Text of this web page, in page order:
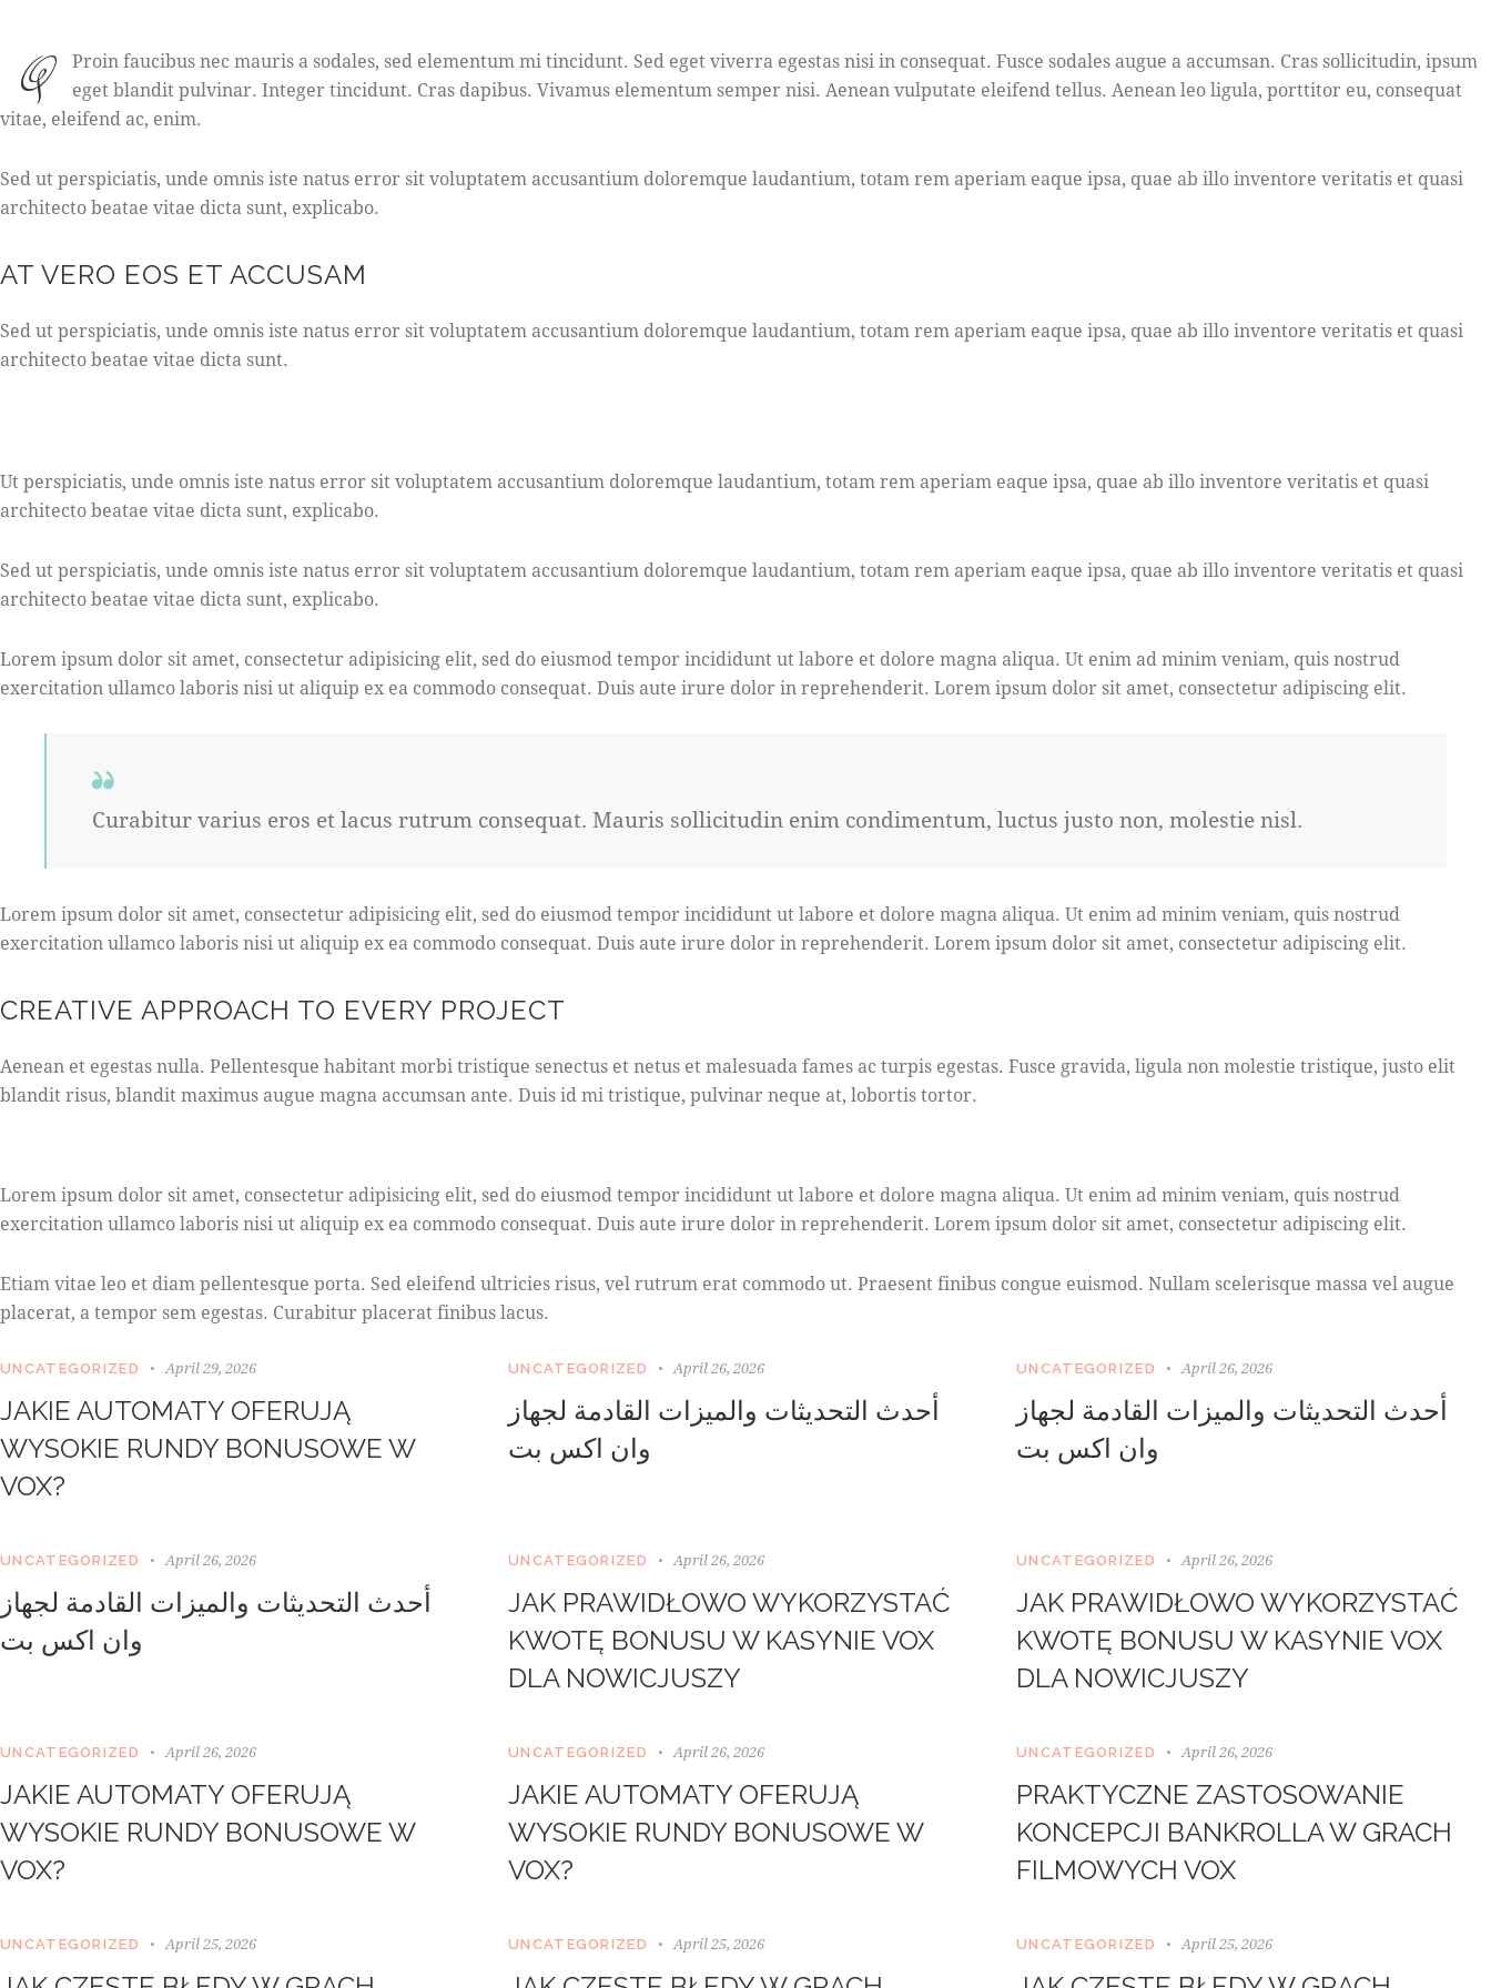
Q
Proin faucibus nec mauris a sodales, sed elementum mi tincidunt. Sed eget viverra egestas nisi in consequat. Fusce sodales augue a accumsan. Cras sollicitudin, ipsum
eget blandit pulvinar. Integer tincidunt. Cras dapibus. Vivamus elementum semper nisi. Aenean vulputate eleifend tellus. Aenean leo ligula, porttitor eu, consequat
vitae, eleifend ac, enim.
Sed ut perspiciatis, unde omnis iste natus error sit voluptatem accusantium doloremque laudantium, totam rem aperiam eaque ipsa, quae ab illo inventore veritatis et quasi
architecto beatae vitae dicta sunt, explicabo.
AT VERO EOS ET ACCUSAM
Sed ut perspiciatis, unde omnis iste natus error sit voluptatem accusantium doloremque laudantium, totam rem aperiam eaque ipsa, quae ab illo inventore veritatis et quasi
architecto beatae vitae dicta sunt.
Ut perspiciatis, unde omnis iste natus error sit voluptatem accusantium doloremque laudantium, totam rem aperiam eaque ipsa, quae ab illo inventore veritatis et quasi
architecto beatae vitae dicta sunt, explicabo.
Sed ut perspiciatis, unde omnis iste natus error sit voluptatem accusantium doloremque laudantium, totam rem aperiam eaque ipsa, quae ab illo inventore veritatis et quasi
architecto beatae vitae dicta sunt, explicabo.
Lorem ipsum dolor sit amet, consectetur adipisicing elit, sed do eiusmod tempor incididunt ut labore et dolore magna aliqua. Ut enim ad minim veniam, quis nostrud
exercitation ullamco laboris nisi ut aliquip ex ea commodo consequat. Duis aute irure dolor in reprehenderit. Lorem ipsum dolor sit amet, consectetur adipiscing elit.
Curabitur varius eros et lacus rutrum consequat. Mauris sollicitudin enim condimentum, luctus justo non, molestie nisl.
Lorem ipsum dolor sit amet, consectetur adipisicing elit, sed do eiusmod tempor incididunt ut labore et dolore magna aliqua. Ut enim ad minim veniam, quis nostrud
exercitation ullamco laboris nisi ut aliquip ex ea commodo consequat. Duis aute irure dolor in reprehenderit. Lorem ipsum dolor sit amet, consectetur adipiscing elit.
CREATIVE APPROACH TO EVERY PROJECT
Aenean et egestas nulla. Pellentesque habitant morbi tristique senectus et netus et malesuada fames ac turpis egestas. Fusce gravida, ligula non molestie tristique, justo elit
blandit risus, blandit maximus augue magna accumsan ante. Duis id mi tristique, pulvinar neque at, lobortis tortor.
t
e
t
l
k
s
g
r
n
e
s
n
e
Lorem ipsum dolor sit amet, consectetur adipisicing elit, sed do eiusmod tempor incididunt ut labore et dolore magna aliqua. Ut enim ad minim veniam, quis nostrud
exercitation ullamco laboris nisi ut aliquip ex ea commodo consequat. Duis aute irure dolor in reprehenderit. Lorem ipsum dolor sit amet, consectetur adipiscing elit.
Etiam vitae leo et diam pellentesque porta. Sed eleifend ultricies risus, vel rutrum erat commodo ut. Praesent finibus congue euismod. Nullam scelerisque massa vel augue
placerat, a tempor sem egestas. Curabitur placerat finibus lacus.
UNCATEGORIZED April 29, 2026
JAKIE AUTOMATY OFERUJĄ
WYSOKIE RUNDY BONUSOWE W
VOX?
UNCATEGORIZED April 26, 2026
أحدث التحديثات والميزات القادمة لجهاز
وان اكس بت
UNCATEGORIZED April 26, 2026
أحدث التحديثات والميزات القادمة لجهاز
وان اكس بت
UNCATEGORIZED April 26, 2026
أحدث التحديثات والميزات القادمة لجهاز
وان اكس بت
UNCATEGORIZED April 26, 2026
JAK PRAWIDŁOWO WYKORZYSTAĆ
KWOTĘ BONUSU W KASYNIE VOX
DLA NOWICJUSZY
UNCATEGORIZED April 26, 2026
JAK PRAWIDŁOWO WYKORZYSTAĆ
KWOTĘ BONUSU W KASYNIE VOX
DLA NOWICJUSZY
UNCATEGORIZED April 26, 2026
JAKIE AUTOMATY OFERUJĄ
WYSOKIE RUNDY BONUSOWE W
VOX?
UNCATEGORIZED April 26, 2026
JAKIE AUTOMATY OFERUJĄ
WYSOKIE RUNDY BONUSOWE W
VOX?
UNCATEGORIZED April 26, 2026
PRAKTYCZNE ZASTOSOWANIE
KONCEPCJI BANKROLLA W GRACH
FILMOWYCH VOX
UNCATEGORIZED April 25, 2026 UNCATEGORIZED April 25, 2026 UNCATEGORIZED April 25, 2026